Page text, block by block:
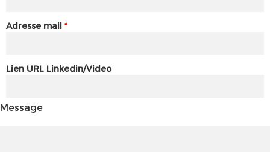
Adresse mail *
Lien URL Linkedin/Video
Message